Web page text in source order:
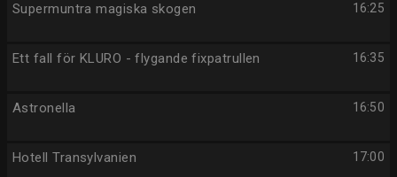
16:25
Supermuntra magiska skogen
16:35
Ett fall för KLURO - flygande fixpatrullen
16:50
Astronella
17:00
Hotell Transylvanien